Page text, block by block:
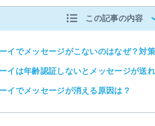
この記事の内容
イでメッセージがこないのはなぜ？対策
イは年齢認証しないとメッセージが送れ
イでメッセージが消える原因は？